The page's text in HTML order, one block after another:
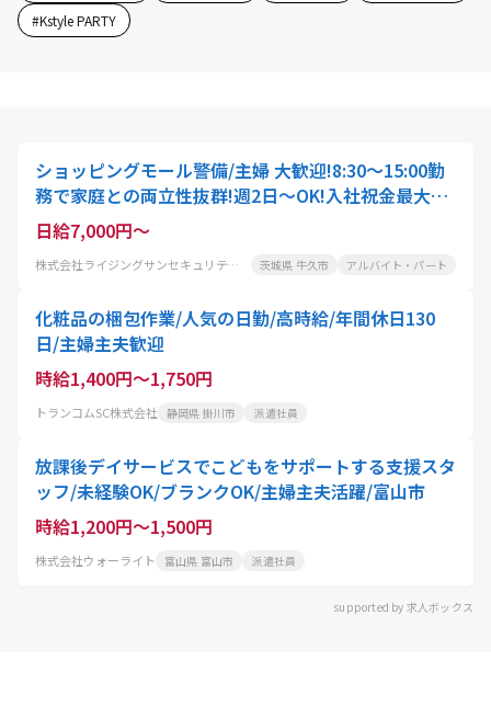
#Kstyle PARTY
ショッピングモール警備/主婦 大歓迎!8:30～15:00勤
務で家庭との両立性抜群!週2日～OK!入社祝金最大5
万円支給も!車通勤OK
日給7,000円～
株式会社ライジングサンセキュリティーサービス茨城BASE 茨城県 牛久市 アルバイト・パート
化粧品の梱包作業/人気の日勤/高時給/年間休日130
日/主婦主夫歓迎
時給1,400円～1,750円
トランコムSC株式会社 静岡県 掛川市 派遣社員
放課後デイサービスでこどもをサポートする支援スタ
ッフ/未経験OK/ブランクOK/主婦主夫活躍/富山市
時給1,200円～1,500円
株式会社ウォーライト 富山県 富山市 派遣社員
supported by 求人ボックス